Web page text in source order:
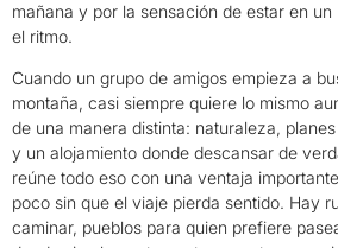
mañana y por la sensación de estar en
el ritmo.
Cuando un grupo de amigos empieza a
montaña, casi siempre quiere lo mismo
de una manera distinta: naturaleza,
y un alojamiento donde descansar de
reúne todo eso con una ventaja
poco sin que el viaje pierda sentido. Hay
caminar, pueblos para quien prefiere